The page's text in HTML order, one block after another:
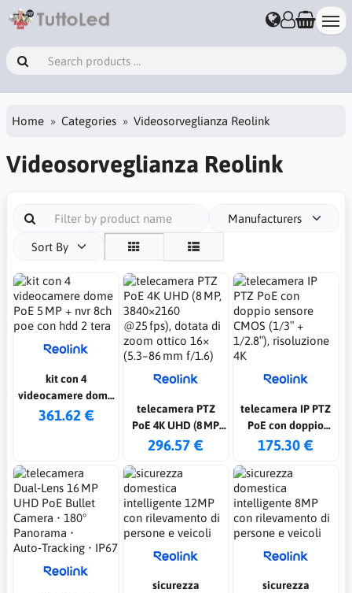
Home Categories Videosorveglianza Reolink
Videosorveglianza Reolink
Manufacturers
Sort By
kit con 4
videocamere dome
PoE 5 MP + nvr 8ch
361.62 €
telecamera PTZ
PoE 4K UHD (8 MP,
3840×2160 @25 fps),
ottico 16× (5.3–
86 mm f/1.6)
296.57 €
telecamera IP PTZ
PoE con doppio
sensore CMOS (1/3″
risoluzione 4K
175.30 €
sicurezza
sicurezza